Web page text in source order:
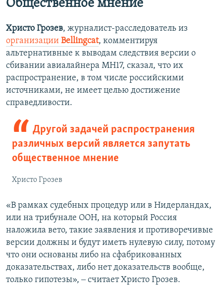
д
щ
и
с
ю
щ
и
Общественное мнение
Христо Грозев, журналист-расследователь из
организации Bellingcat, комментируя
альтернативные к выводам следствия версии о
сбивании авиалайнера МН17, сказал, что их
распространение, в том числе российскими
источниками, не имеет целью достижение
справедливости.
Другой задачей распространения
различных версий является запутать
общественное мнение
Христо Грозев
«В рамках судебных процедур или в Нидерландах,
или на трибунале ООН, на который Россия
наложила вето, такие заявления и противоречивые
версии должны и будут иметь нулевую силу, потому
что они основаны либо на сфабрикованных
доказательствах, либо нет доказательств вообще,
только гипотезы», ‒ считает Христо Грозев.